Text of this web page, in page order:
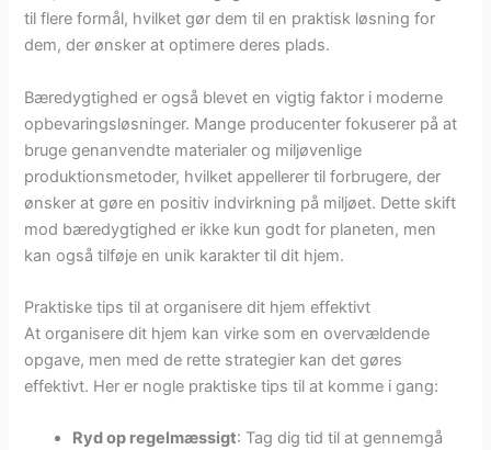
til flere formål, hvilket gør dem til en praktisk løsning for
dem, der ønsker at optimere deres plads.
Bæredygtighed er også blevet en vigtig faktor i moderne
opbevaringsløsninger. Mange producenter fokuserer på at
bruge genanvendte materialer og miljøvenlige
produktionsmetoder, hvilket appellerer til forbrugere, der
ønsker at gøre en positiv indvirkning på miljøet. Dette skift
mod bæredygtighed er ikke kun godt for planeten, men
kan også tilføje en unik karakter til dit hjem.
Praktiske tips til at organisere dit hjem effektivt
At organisere dit hjem kan virke som en overvældende
opgave, men med de rette strategier kan det gøres
effektivt. Her er nogle praktiske tips til at komme i gang:
Ryd op regelmæssigt: Tag dig tid til at gennemgå